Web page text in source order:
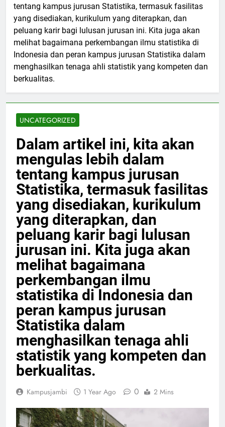
tentang kampus jurusan Statistika, termasuk fasilitas
yang disediakan, kurikulum yang diterapkan, dan
peluang karir bagi lulusan jurusan ini. Kita juga akan
melihat bagaimana perkembangan ilmu statistika di
Indonesia dan peran kampus jurusan Statistika dalam
menghasilkan tenaga ahli statistik yang kompeten dan
berkualitas.
UNCATEGORIZED
Dalam artikel ini, kita akan
mengulas lebih dalam
tentang kampus jurusan
Statistika, termasuk fasilitas
yang disediakan, kurikulum
yang diterapkan, dan
peluang karir bagi lulusan
jurusan ini. Kita juga akan
melihat bagaimana
perkembangan ilmu
statistika di Indonesia dan
peran kampus jurusan
Statistika dalam
menghasilkan tenaga ahli
statistik yang kompeten dan
berkualitas.
Kampusjambi 1 Year Ago 0 2 Mins